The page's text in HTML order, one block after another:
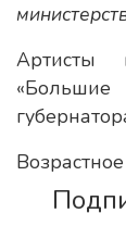
Артисты